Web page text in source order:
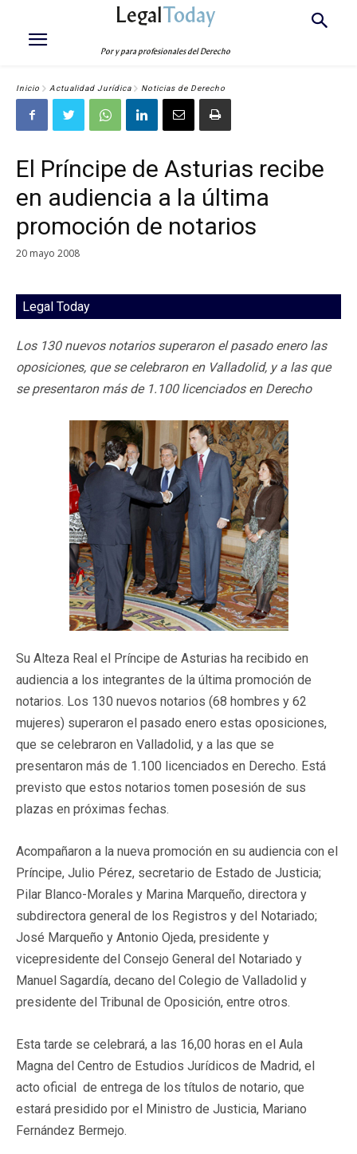
LegalToday
Por y para profesionales del Derecho
Inicio Actualidad Jurídica Noticias de Derecho
El Príncipe de Asturias recibe
en audiencia a la última
promoción de notarios
20 mayo 2008
Legal Today
Los 130 nuevos notarios superaron el pasado enero las
oposiciones, que se celebraron en Valladolid, y a las que
se presentaron más de 1.100 licenciados en Derecho
Su Alteza Real el Príncipe de Asturias ha recibido en
audiencia a los integrantes de la última promoción de
notarios. Los 130 nuevos notarios (68 hombres y 62
mujeres) superaron el pasado enero estas oposiciones,
que se celebraron en Valladolid, y a las que se
presentaron más de 1.100 licenciados en Derecho. Está
previsto que estos notarios tomen posesión de sus
plazas en próximas fechas.
Acompañaron a la nueva promoción en su audiencia con el
Príncipe, Julio Pérez, secretario de Estado de Justicia;
Pilar Blanco-Morales y Marina Marqueño, directora y
subdirectora general de los Registros y del Notariado;
José Marqueño y Antonio Ojeda, presidente y
vicepresidente del Consejo General del Notariado y
Manuel Sagardía, decano del Colegio de Valladolid y
presidente del Tribunal de Oposición, entre otros.
Esta tarde se celebrará, a las 16,00 horas en el Aula
Magna del Centro de Estudios Jurídicos de Madrid, el
acto oficial de entrega de los títulos de notario, que
estará presidido por el Ministro de Justicia, Mariano
Fernández Bermejo.